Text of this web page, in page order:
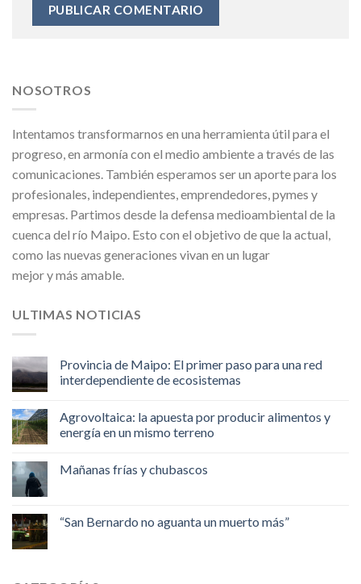
NOSOTROS
Intentamos transformarnos en una herramienta útil para el
progreso, en armonía con el medio ambiente a través de las
comunicaciones. También esperamos ser un aporte para los
profesionales, independientes, emprendedores, pymes y
empresas. Partimos desde la defensa medioambiental de la
cuenca del río Maipo. Esto con el objetivo de que la actual,
como las nuevas generaciones vivan en un lugar
mejor y más amable.
ULTIMAS NOTICIAS
Provincia de Maipo: El primer paso para una red
interdependiente de ecosistemas
Agrovoltaica: la apuesta por producir alimentos y
energía en un mismo terreno
Mañanas frías y chubascos
“San Bernardo no aguanta un muerto más”